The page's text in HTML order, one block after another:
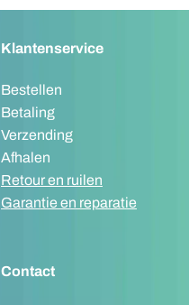
Klantenservice
Bestellen
Betaling
Verzending
Afhalen
Retour en ruilen
Garantie en reparatie
Contact